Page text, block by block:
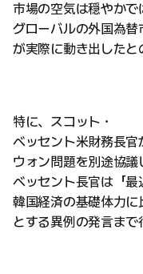
市場の空気は穏やかで
グローバルの外国為替
が実際に動き出したと
特に、スコット・
ベッセント米財務長官
ウォン問題を別途協議
ベッセント長官は「最
韓国経済の基礎体力に
とする異例の発言まで